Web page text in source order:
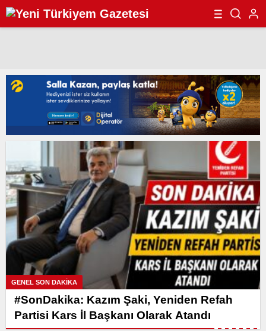
GENEL SON DAKİKA
#SonDakika: Kazım Şaki, Yeniden Refah
Partisi Kars İl Başkanı Olarak Atandı